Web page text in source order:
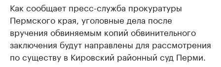
Как сообщает пресс-служба прокуратуры
Пермского края, уголовные дела после
вручения обвиняемым копий обвинительного
заключения будут направлены для рассмотрения
по существу в Кировский районный суд Перми.